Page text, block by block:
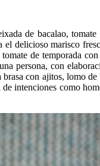
de bacalao,
delicioso marisco
de temporada
persona, con
con ajitos, lomo
intenciones como